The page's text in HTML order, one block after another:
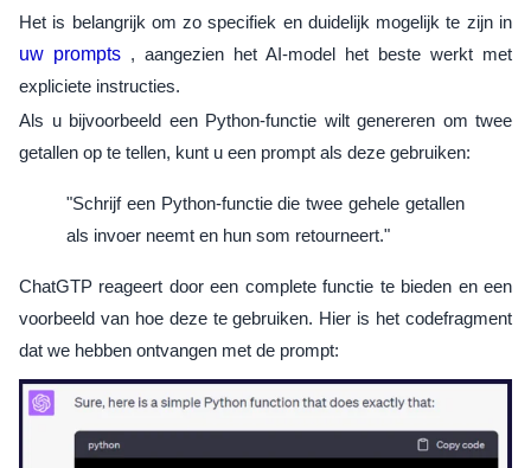
Het is belangrijk om zo specifiek en duidelijk mogelijk te zijn in
uw prompts , aangezien het AI-model het beste werkt met
expliciete instructies.
Als u bijvoorbeeld een Python-functie wilt genereren om twee
getallen op te tellen, kunt u een prompt als deze gebruiken:
"Schrijf een Python-functie die twee gehele getallen
als invoer neemt en hun som retourneert."
ChatGTP reageert door een complete functie te bieden en een
voorbeeld van hoe deze te gebruiken. Hier is het codefragment
dat we hebben ontvangen met de prompt: